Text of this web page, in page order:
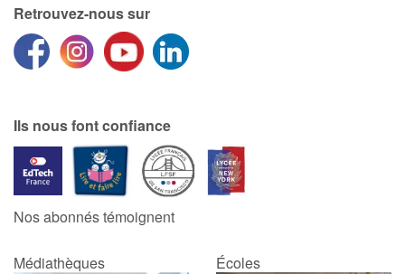
Retrouvez-nous sur
Ils nous font confiance
Nos abonnés témoignent
Médiathèques Écoles